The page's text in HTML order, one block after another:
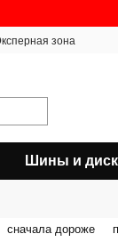
зона
Шины и
сначала дороже